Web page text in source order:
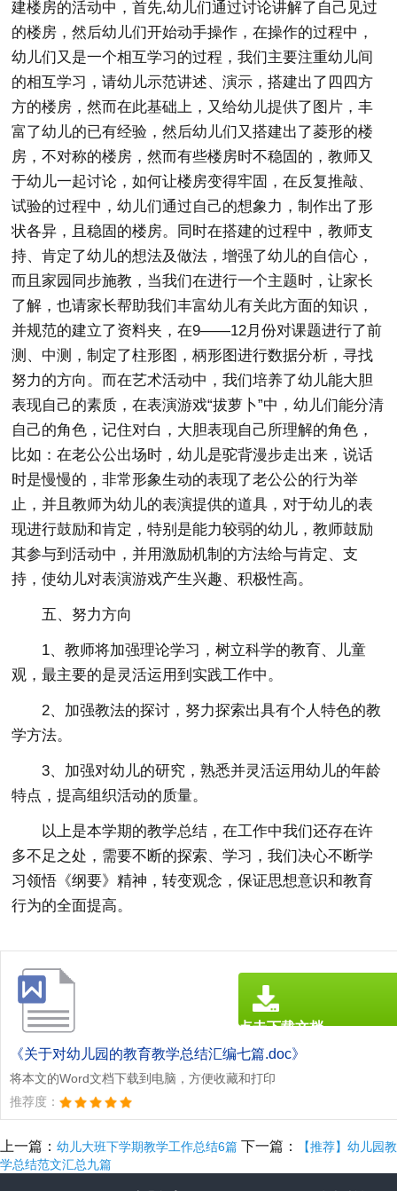
建楼房的活动中，首先,幼儿们通过讨论讲解了自己见过
的楼房，然后幼儿们开始动手操作，在操作的过程中，
幼儿们又是一个相互学习的过程，我们主要注重幼儿间
的相互学习，请幼儿示范讲述、演示，搭建出了四四方
方的楼房，然而在此基础上，又给幼儿提供了图片，丰
富了幼儿的已有经验，然后幼儿们又搭建出了菱形的楼
房，不对称的楼房，然而有些楼房时不稳固的，教师又
于幼儿一起讨论，如何让楼房变得牢固，在反复推敲、
试验的过程中，幼儿们通过自己的想象力，制作出了形
状各异，且稳固的楼房。同时在搭建的过程中，教师支
持、肯定了幼儿的想法及做法，增强了幼儿的自信心，
而且家园同步施教，当我们在进行一个主题时，让家长
了解，也请家长帮助我们丰富幼儿有关此方面的知识，
并规范的建立了资料夹，在9——12月份对课题进行了前
测、中测，制定了柱形图，柄形图进行数据分析，寻找
努力的方向。而在艺术活动中，我们培养了幼儿能大胆
表现自己的素质，在表演游戏“拔萝卜”中，幼儿们能分清
自己的角色，记住对白，大胆表现自己所理解的角色，
比如：在老公公出场时，幼儿是驼背漫步走出来，说话
时是慢慢的，非常形象生动的表现了老公公的行为举
止，并且教师为幼儿的表演提供的道具，对于幼儿的表
现进行鼓励和肯定，特别是能力较弱的幼儿，教师鼓励
其参与到活动中，并用激励机制的方法给与肯定、支
持，使幼儿对表演游戏产生兴趣、积极性高。
五、努力方向
1、教师将加强理论学习，树立科学的教育、儿童
观，最主要的是灵活运用到实践工作中。
2、加强教法的探讨，努力探索出具有个人特色的教
学方法。
3、加强对幼儿的研究，熟悉并灵活运用幼儿的年龄
特点，提高组织活动的质量。
以上是本学期的教学总结，在工作中我们还存在许
多不足之处，需要不断的探索、学习，我们决心不断学
习领悟《纲要》精神，转变观念，保证思想意识和教育
行为的全面提高。
《关于对幼儿园的教育教学总结汇编七篇.doc》
将本文的Word文档下载到电脑，方便收藏和打印
推荐度：
点击下载文档
文档为doc格式
上一篇： 幼儿大班下学期教学工作总结6篇 下一篇：
【推荐】幼儿园教
学总结范文汇总九篇